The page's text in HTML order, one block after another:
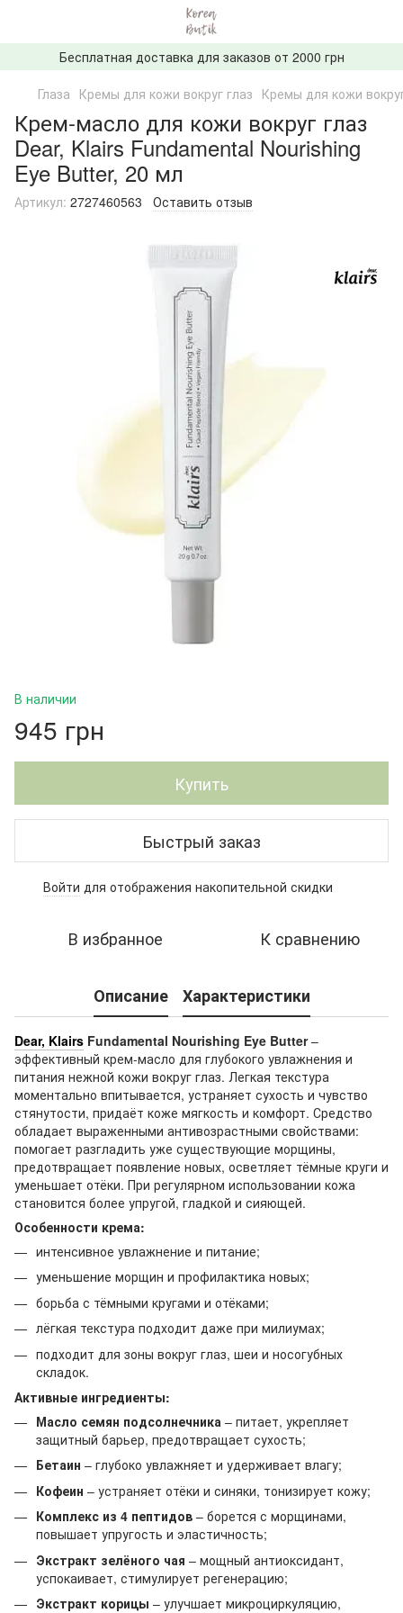
Бесплатная доставка для заказов от 2000 грн
Глаза Кремы для кожи вокруг глаз Кремы для кожи
Крем-масло для кожи вокруг глаз
Dear, Klairs Fundamental Nourishing
Eye Butter, 20 мл
Артикул: 2727460563 Оставить отзыв
В наличии
945 грн
Купить
Быстрый заказ
Войти для отображения накопительной скидки
В избранное К сравнению
Описание Характеристики
Dear, Klairs Fundamental Nourishing Eye Butter–
эффективный крем-масло для глубокого увлажнения и
питания нежной кожи вокруг глаз. Легкая текстура
моментально впитывается, устраняет сухость и чувство
стянутости, придаёт коже мягкость и комфорт. Средство
обладает выраженными антивозрастными свойствами:
помогает разгладить уже существующие морщины,
предотвращает появление новых, осветляет тёмные круги и
уменьшает отёки. При регулярном использовании кожа
становится более упругой, гладкой и сияющей.
Особенности крема:
интенсивное увлажнение и питание;
уменьшение морщин и профилактика новых;
борьба с тёмными кругами и отёками;
лёгкая текстура подходит даже при милиумах;
подходит для зоны вокруг глаз, шеи и носогубных
складок.
Активные ингредиенты:
Масло семян подсолнечника – питает, укрепляет
защитный барьер, предотвращает сухость;
Бетаин – глубоко увлажняет и удерживает влагу;
Кофеин – устраняет отёки и синяки, тонизирует кожу;
Комплекс из 4 пептидов – борется с морщинами,
повышает упругость и эластичность;
Экстракт зелёного чая – мощный антиоксидант,
успокаивает, стимулирует регенерацию;
Экстракт корицы – улучшает микроциркуляцию,